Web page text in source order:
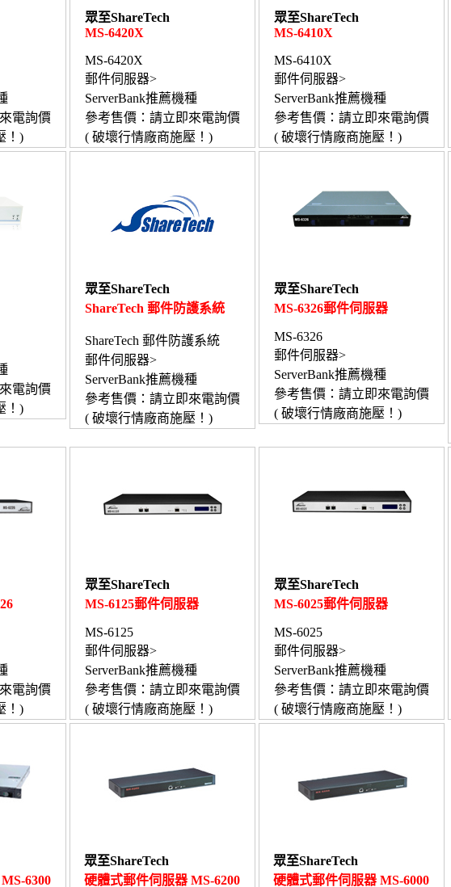
電詢價
！)
眾至ShareTech
MS-6420X
MS-6420X
郵件伺服器>
ServerBank推薦機種
參考售價：請立即來電詢價
( 破壞行情廠商施壓！)
眾至ShareTech
MS-6410X
MS-6410X
郵件伺服器>
ServerBank推薦機種
參考售價：請立即來電詢價
( 破壞行情廠商施壓！)
電詢價
！)
眾至ShareTech
ShareTech 郵件防護系統
ShareTech 郵件防護系統
郵件伺服器>
ServerBank推薦機種
參考售價：請立即來電詢價
( 破壞行情廠商施壓！)
眾至ShareTech
MS-6326郵件伺服器
MS-6326
郵件伺服器>
ServerBank推薦機種
參考售價：請立即來電詢價
( 破壞行情廠商施壓！)
電詢價
！)
眾至ShareTech
MS-6125郵件伺服器
MS-6125
郵件伺服器>
ServerBank推薦機種
參考售價：請立即來電詢價
( 破壞行情廠商施壓！)
眾至ShareTech
MS-6025郵件伺服器
MS-6025
郵件伺服器>
ServerBank推薦機種
參考售價：請立即來電詢價
( 破壞行情廠商施壓！)
6300
眾至ShareTech
硬體式郵件伺服器 MS-6200
眾至ShareTech
硬體式郵件伺服器 MS-6000